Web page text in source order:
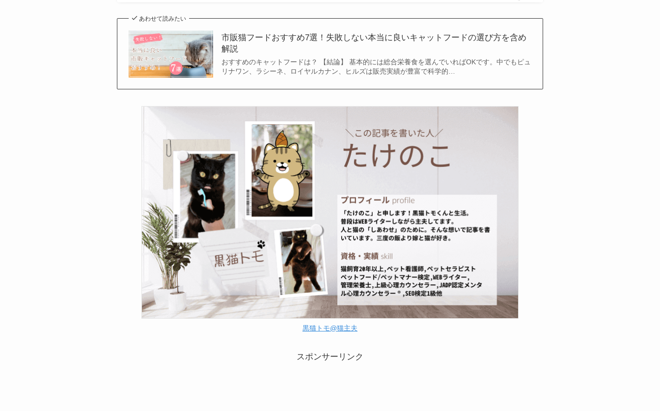
あわせて読みたい
市販猫フードおすすめ7選！失敗しない本当に良いキャットフードの選び方を含め
解説
おすすめのキャットフードは？ 【結論】 基本的には総合栄養食を選んでいればOKです。中でもピュ
リナワン、ラシーネ、ロイヤルカナン、ヒルズは販売実績が豊富で科学的…
黒猫トモ@猫主夫
スポンサーリンク